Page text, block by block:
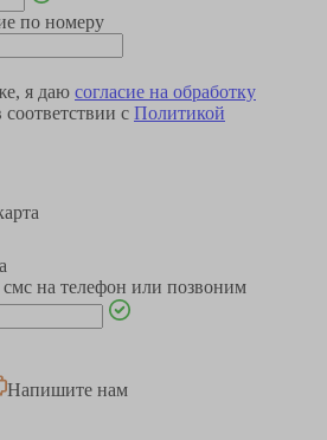
по номеру
я даю согласие на обработку
соответствии с Политикой
на телефон или позвоним
Напишите нам